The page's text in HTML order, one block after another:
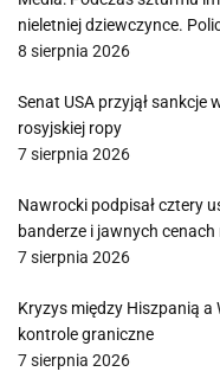
nieletniej dziewczynce.
8 sierpnia 2026
Senat USA przyjął sankcje
rosyjskiej ropy
7 sierpnia 2026
Nawrocki podpisał cztery
banderze i jawnych cenach
7 sierpnia 2026
Kryzys między Hiszpanią a
kontrole graniczne
7 sierpnia 2026